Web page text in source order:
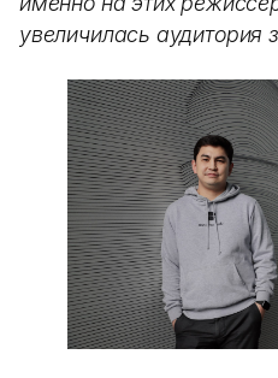
увеличилась аудитория